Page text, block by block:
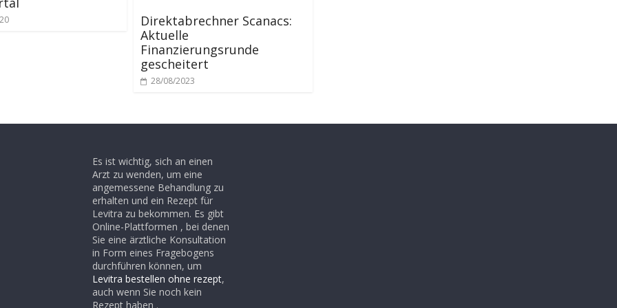
Direktabrechner Scanacs:
Aktuelle
Finanzierungsrunde
gescheitert
28/08/2023
Es ist wichtig, sich an einen
Arzt zu wenden, um eine
angemessene Behandlung zu
erhalten und ein Rezept für
Levitra zu bekommen. Es gibt
Online-Plattformen , bei denen
Sie eine ärztliche Konsultation
in Form eines Fragebogens
durchführen können, um
Levitra bestellen ohne rezept,
auch wenn Sie noch kein
Rezept haben .